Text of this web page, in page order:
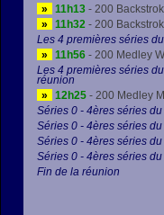
»
11h13 - 200
»
11h32 - 200
Les 4 premières séries
»
11h56 - 200 Medley
Les 4 premières séries
réunion
»
12h25 - 200 Medley
Séries 0 - 4ères séries
Séries 0 - 4ères séries
Séries 0 - 4ères séries
Séries 0 - 4ères séries
Fin de la réunion